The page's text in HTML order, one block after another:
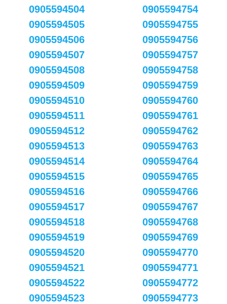
0905594504
0905594505
0905594506
0905594507
0905594508
0905594509
0905594510
0905594511
0905594512
0905594513
0905594514
0905594515
0905594516
0905594517
0905594518
0905594519
0905594520
0905594521
0905594522
0905594523
0905594754
0905594755
0905594756
0905594757
0905594758
0905594759
0905594760
0905594761
0905594762
0905594763
0905594764
0905594765
0905594766
0905594767
0905594768
0905594769
0905594770
0905594771
0905594772
0905594773